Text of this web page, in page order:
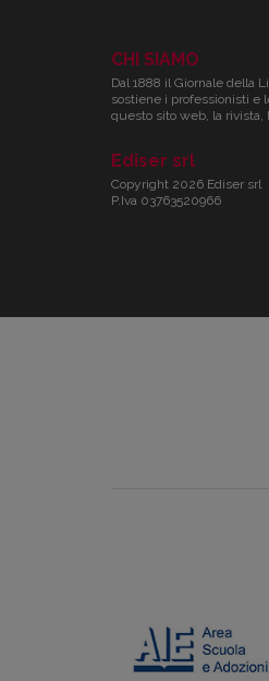
CHI SIAMO
Dal 1888 il Giornale della
sostiene i professionisti e
questo sito web, la
Ediser srl
Copyright 2026 Ediser srl
P.Iva 03763520966